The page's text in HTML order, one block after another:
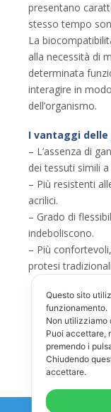
presentano
stesso tempo
La
alla necessità di
determinata
interagire in
dell’organismo.
I vantaggi
– L’assenza di
dei tessuti simili
– Più resistenti
acrilici.
– Grado di
indeboliscono.
– Più
protesi
Questo sito
funzionamento.
Non utilizziamo
Puoi accettare,
premendo i
Chiudendo
accettare.